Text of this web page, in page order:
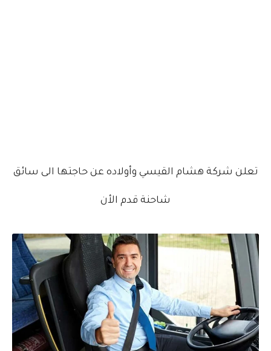
تعلن شركة هشام القيسي وأولاده عن حاجتها الى سائق
شاحنة قدم الأن